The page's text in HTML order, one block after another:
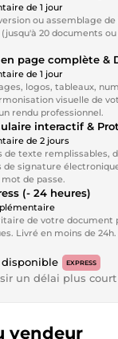
de 1 jour
ou assemblage de
20 documents ou
page complète &
de 1 jour
logos, tableaux,
visuelle de
rendu professionnel.
interactif &
de 2 jours
de texte remplissables,
de signature
de passe.
(- 24 heures)
de votre document
Livré en moins de 24h.
disponible EXPRESS
un délai plus
vendeur